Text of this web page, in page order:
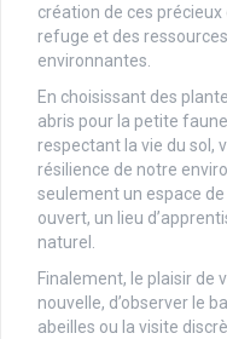
création de ces
refuge et des
environnantes.
En choisissant des
abris pour la petite
respectant la vie du sol,
résilience de notre
seulement un espace
ouvert, un lieu
naturel.
Finalement, le plaisir de
nouvelle, d’observer le
abeilles ou la visite